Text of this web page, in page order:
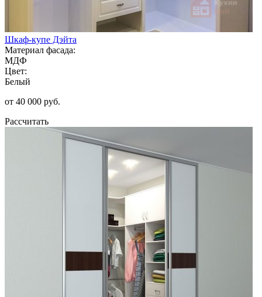
Шкаф-купе Дэйта
Материал фасада:
МДФ
Цвет:
Белый
от 40 000 руб.
Рассчитать